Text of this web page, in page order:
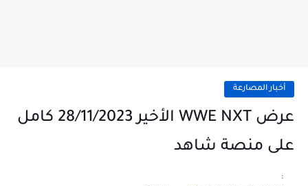
أخبار المصارعة
عرض WWE NXT الأخير 28/11/2023 كامل
على منصة شاهد
: